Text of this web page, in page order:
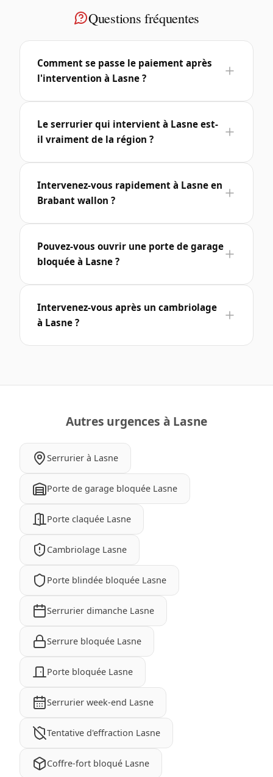
Questions fréquentes
Comment se passe le paiement après
l'intervention à Lasne ?
Le serrurier qui intervient à Lasne est-
il vraiment de la région ?
Intervenez-vous rapidement à Lasne en
Brabant wallon ?
Pouvez-vous ouvrir une porte de garage
bloquée à Lasne ?
Intervenez-vous après un cambriolage
à Lasne ?
Autres urgences à Lasne
Serrurier à Lasne
Porte de garage bloquée Lasne
Porte claquée Lasne
Cambriolage Lasne
Porte blindée bloquée Lasne
Serrurier dimanche Lasne
Serrure bloquée Lasne
Porte bloquée Lasne
Serrurier week-end Lasne
Tentative d'effraction Lasne
Coffre-fort bloqué Lasne